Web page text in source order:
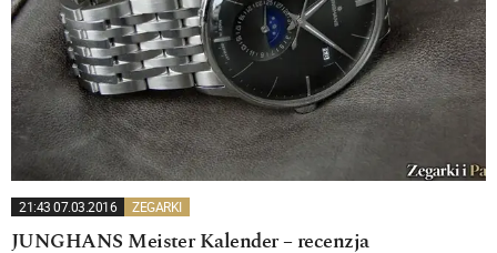
21:43 07.03.2016 ZEGARKI
JUNGHANS Meister Kalender – recenzja